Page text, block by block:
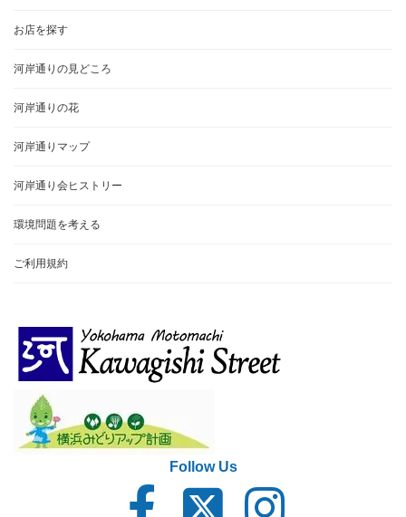
お店を探す
河岸通りの見どころ
河岸通りの花
河岸通りマップ
河岸通り会ヒストリー
環境問題を考える
ご利用規約
Follow Us
イ
イ